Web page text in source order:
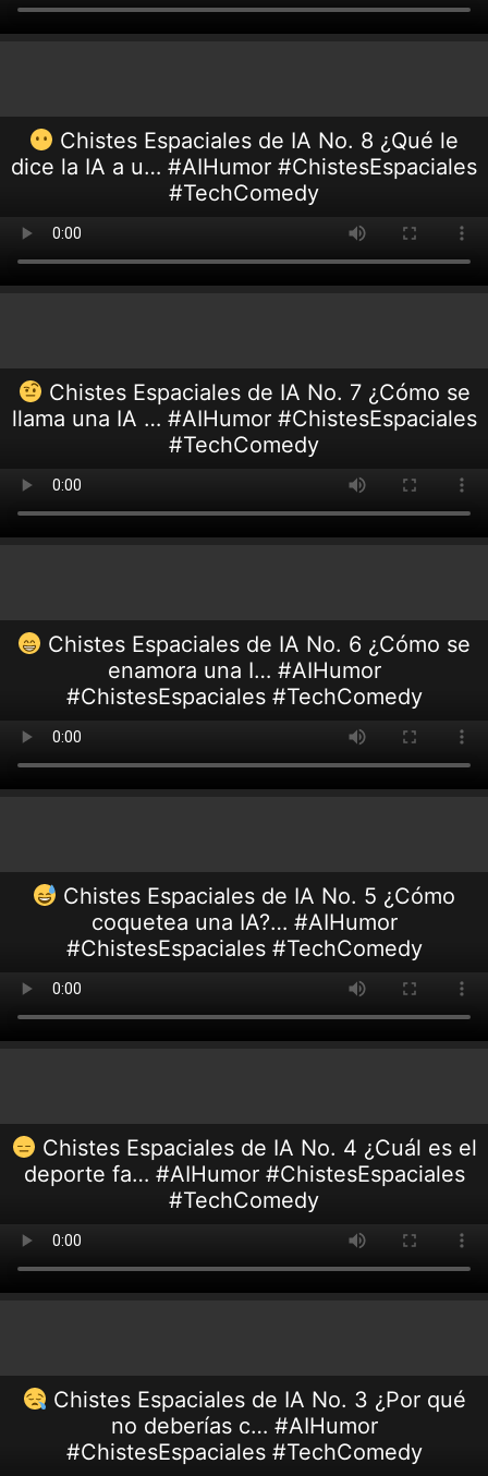
Chistes Espaciales de IA No. 8 ¿Qué le
dice la IA a u… #AIHumor #ChistesEspaciales
#TechComedy
Chistes Espaciales de IA No. 7 ¿Cómo se
llama una IA … #AIHumor #ChistesEspaciales
#TechComedy
Chistes Espaciales de IA No. 6 ¿Cómo se
enamora una I… #AIHumor
#ChistesEspaciales #TechComedy
Chistes Espaciales de IA No. 5 ¿Cómo
coquetea una IA?… #AIHumor
#ChistesEspaciales #TechComedy
Chistes Espaciales de IA No. 4 ¿Cuál es el
deporte fa… #AIHumor #ChistesEspaciales
#TechComedy
Chistes Espaciales de IA No. 3 ¿Por qué
no deberías c… #AIHumor
#ChistesEspaciales #TechComedy